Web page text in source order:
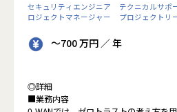
セキュリティエンジニア テクニカルサポ
ロジェクトマネージャー
プロジェクトリ
～700 万円 ／ 年
◎詳細
■業務内容